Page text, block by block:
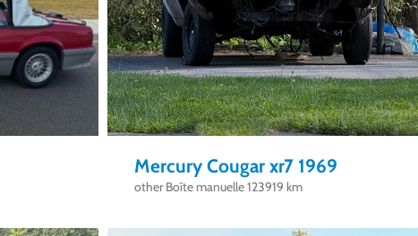
Mercury Cougar xr7 1969
other Boîte manuelle 123919 km